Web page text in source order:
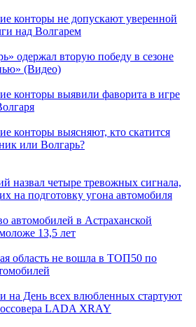
конторы не допускают уверенной
над Волгарем
одержал вторую победу в сезоне
(Видео)
конторы выявили фаворита в игре
конторы выясняют, кто скатится
или Волгарь?
назвал четыре тревожных сигнала,
на подготовку угона автомобиля
автомобилей в Астраханской
13,5 лет
область не вошла в ТОП50 по
на День всех влюбленных стартуют
LADA XRAY